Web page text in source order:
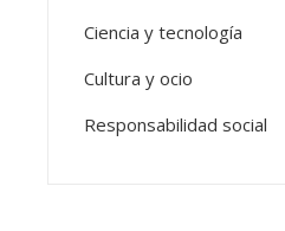
Ciencia y tecnología
Cultura y ocio
Responsabilidad social